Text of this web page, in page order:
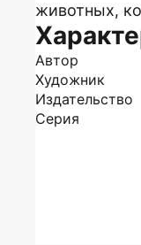
животных,
Автор
Художник
Издательство
Серия